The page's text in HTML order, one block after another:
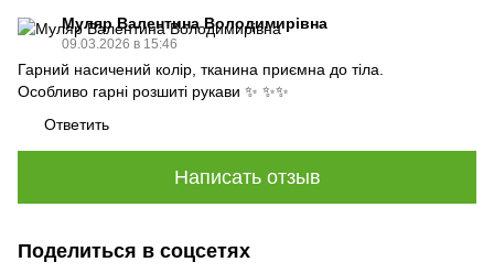
Муляр Валентина Володимирівна
09.03.2026 в 15:46
Гарний насичений колір, тканина приємна до тіла.
Особливо гарні розшиті рукави ✨ ✨✨
Ответить
Написать отзыв
Поделиться в соцсетях